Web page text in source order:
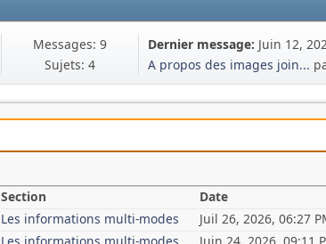
Messages: 9
Sujets: 4
Dernier message: Juin 12,
A propos des images join...
Section
Date
Les informations multi-modes
Juil 26, 2026, 06:27